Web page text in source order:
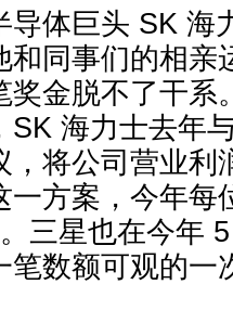
体巨头 SK 海
和同事们的相亲
奖金脱不了干系
SK 海力士去年
，将公司营业利
一方案，今年每
三星也在今年
笔数额可观的一